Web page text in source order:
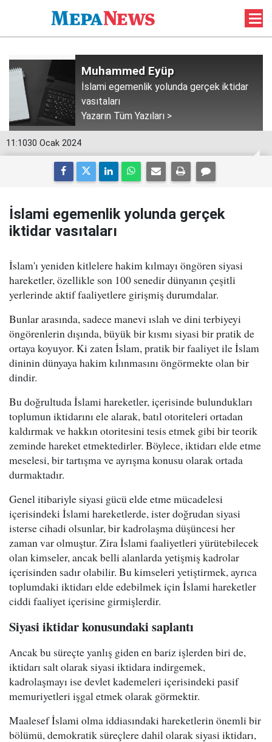
Muhammed Eyüp
İslami egemenlik yolunda gerçek iktidar
vasıtaları
Yazarın Tüm Yazıları >
11:1030 Ocak 2024
İslami egemenlik yolunda gerçek
iktidar vasıtaları
İslam'ı yeniden kitlelere hakim kılmayı öngören siyasi
hareketler, özellikle son 100 senedir dünyanın çeşitli
yerlerinde aktif faaliyetlere girişmiş durumdalar.
Bunlar arasında, sadece manevi ıslah ve dini terbiyeyi
öngörenlerin dışında, büyük bir kısmı siyasi bir pratik de
ortaya koyuyor. Ki zaten İslam, pratik bir faaliyet ile İslam
dininin dünyaya hakim kılınmasını öngörmekte olan bir
dindir.
Bu doğrultuda İslami hareketler, içerisinde bulundukları
toplumun iktidarını ele alarak, batıl otoriteleri ortadan
kaldırmak ve hakkın otoritesini tesis etmek gibi bir teorik
zeminde hareket etmektedirler. Böylece, iktidarı elde etme
meselesi, bir tartışma ve ayrışma konusu olarak ortada
durmaktadır.
Genel itibariyle siyasi gücü elde etme mücadelesi
içerisindeki İslami hareketlerde, ister doğrudan siyasi
isterse cihadi olsunlar, bir kadrolaşma düşüncesi her
zaman var olmuştur. Zira İslami faaliyetleri yürütebilecek
olan kimseler, ancak belli alanlarda yetişmiş kadrolar
içerisinden sadır olabilir. Bu kimseleri yetiştirmek, ayrıca
toplumdaki iktidarı elde edebilmek için İslami hareketler
ciddi faaliyet içerisine girmişlerdir.
Siyasi iktidar konusundaki saplantı
Ancak bu süreçte yanlış giden en bariz işlerden biri de,
iktidarı salt olarak siyasi iktidara indirgemek,
kadrolaşmayı ise devlet kademeleri içerisindeki pasif
memuriyetleri işgal etmek olarak görmektir.
Maalesef İslami olma iddiasındaki hareketlerin önemli bir
bölümü, demokratik süreçlere dahil olarak siyasi iktidarı,